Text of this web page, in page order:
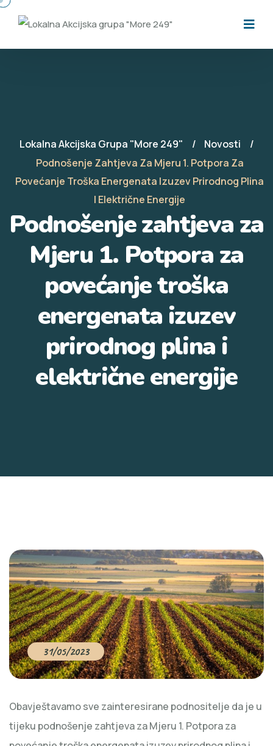
Lokalna Akcijska Grupa "More 249"
Novosti
Podnošenje Zahtjeva Za Mjeru 1. Potpora Za
Povećanje Troška Energenata Izuzev Prirodnog Plina
I Električne Energije
Podnošenje zahtjeva za
Mjeru 1. Potpora za
povećanje troška
energenata izuzev
prirodnog plina i
električne energije
31/05/2023
Obavještavamo sve zainteresirane podnositelje da je u
tijeku podnošenje zahtjeva za Mjeru 1. Potpora za